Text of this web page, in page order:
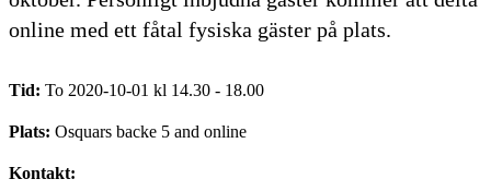
online med ett fåtal fysiska gäster på plats.
Tid: To 2020-10-01 kl 14.30 - 18.00
Plats: Osquars backe 5 and online
Kontakt: